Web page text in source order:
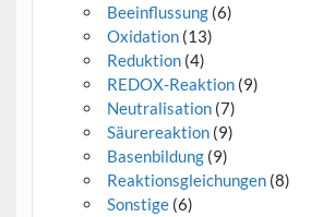
Beeinflussung (6)
Oxidation (13)
Reduktion (4)
REDOX-Reaktion (9)
Neutralisation (7)
Säurereaktion (9)
Basenbildung (9)
Reaktionsgleichungen (8)
Sonstige (6)